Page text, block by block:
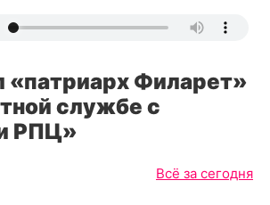
«патриарх Филарет»
службе с
РПЦ»
Всё за сегодня